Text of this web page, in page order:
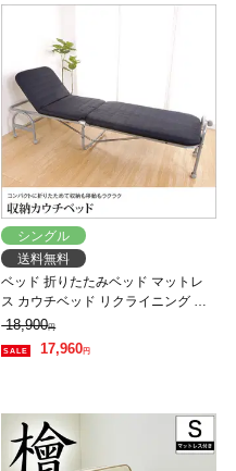
シングル
送料無料
ベッド 折りたたみベッド マットレ
ス カウチベッド リクライニング 折
り畳み キャスター付き
18,900円
17,960円